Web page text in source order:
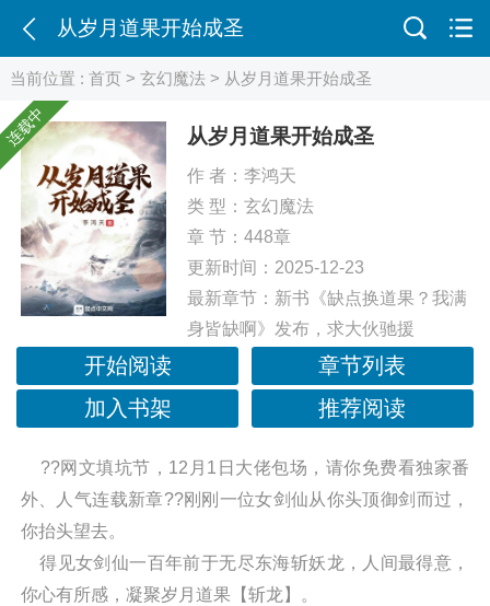
从岁月道果开始成圣
当前位置 :首页 >玄幻魔法 > 从岁月道果开始成圣
连载中 从岁月道果开始成圣
作 者： 李鸿天
类 型： 玄幻魔法
章 节：448章
更新时间：2025-12-23
最新章节： 新书《缺点换道果？我满
身皆缺啊》发布，求大伙驰援
开始阅读
章节列表
加入书架
推荐阅读
??网文填坑节，12月1日大佬包场，请你免费看独家番
外、人气连载新章??刚刚一位女剑仙从你头顶御剑而过，
你抬头望去。
得见女剑仙一百年前于无尽东海斩妖龙，人间最得意，
你心有所感，凝聚岁月道果【斩龙】。